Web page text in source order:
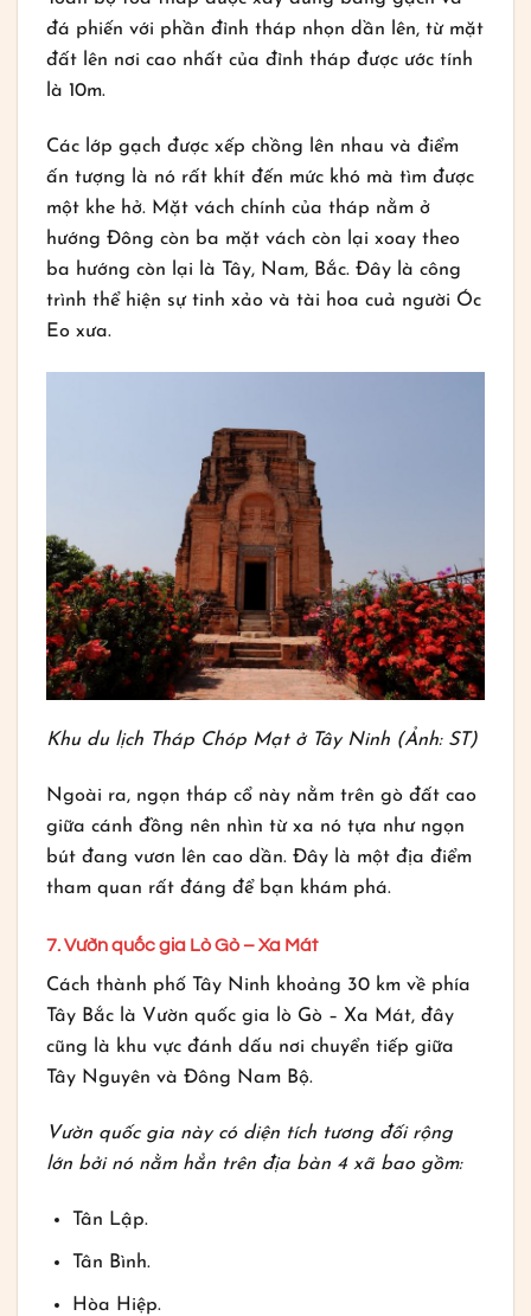
đá phiến với phần đỉnh tháp nhọn dần lên, từ mặt
đất lên nơi cao nhất của đỉnh tháp được ước tính
là 10m.
Các lớp gạch được xếp chồng lên nhau và điểm
ấn tượng là nó rất khít đến mức khó mà tìm được
một khe hở. Mặt vách chính của tháp nằm ở
hướng Đông còn ba mặt vách còn lại xoay theo
ba hướng còn lại là Tây, Nam, Bắc. Đây là công
trình thể hiện sự tinh xảo và tài hoa cuả người Óc
Eo xưa.
Khu du lịch Tháp Chóp Mạt ở Tây Ninh (Ảnh: ST)
Ngoài ra, ngọn tháp cổ này nằm trên gò đất cao
giữa cánh đồng nên nhìn từ xa nó tựa như ngọn
bút đang vươn lên cao dần. Đây là một địa điểm
tham quan rất đáng để bạn khám phá.
7. Vườn quốc gia Lò Gò – Xa Mát
Cách thành phố Tây Ninh khoảng 30 km về phía
Tây Bắc là Vườn quốc gia lò Gò – Xa Mát, đây
cũng là khu vực đánh dấu nơi chuyển tiếp giữa
Tây Nguyên và Đông Nam Bộ.
Vườn quốc gia này có diện tích tương đối rộng
lớn bởi nó nằm hẳn trên địa bàn 4 xã bao gồm:
Tân Lập.
Tân Bình.
Hòa Hiệp.